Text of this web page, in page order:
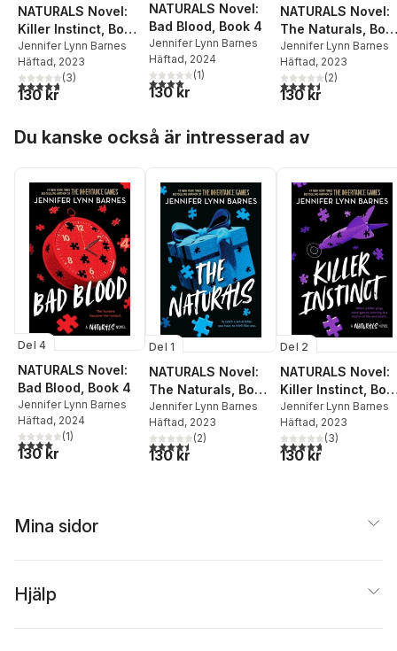
NATURALS Novel:
Killer Instinct, Book
2
Jennifer Lynn Barnes
Häftad, 2023
4,7utav 5 stjärnor. Totalt antal röster:
(3)
130 kr
NATURALS Novel:
Bad Blood, Book 4
Jennifer Lynn Barnes
Häftad, 2024
4,0utav 5 stjärnor. Totalt antal röster:
(1)
130 kr
NATURALS Novel:
The Naturals,
1
Jennifer Lynn Barnes
Häftad, 2023
4,5utav 5 stjärnor.
(2)
130 kr
Du kanske också är intresserad av
Del 4
NATURALS Novel:
Bad Blood, Book 4
Jennifer Lynn Barnes
Häftad, 2024
4,0utav 5 stjärnor. Totalt antal röster:
(1)
130 kr
Del 1
NATURALS Novel:
The Naturals, Book
1
Jennifer Lynn Barnes
Häftad, 2023
4,5utav 5 stjärnor. Totalt antal röster:
(2)
130 kr
Del 2
NATURALS Novel:
Killer Instinct,
2
Jennifer Lynn Barnes
Häftad, 2023
4,7utav 5 stjärnor.
(3)
130 kr
Mina sidor
Hjälp